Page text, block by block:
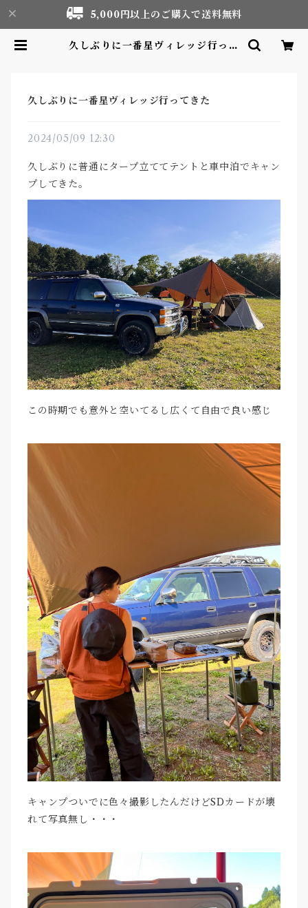
5,000円以上のご購入で送料無料
久しぶりに一番星ヴィレッジ行って
久しぶりに一番星ヴィレッジ行ってきた
2024/05/09 12:30
久しぶりに普通にタープ立ててテントと車中泊でキャン
プしてきた。
この時期でも意外と空いてるし広くて自由で良い感じ
キャンプついでに色々撮影したんだけどSDカードが壊
れて写真無し・・・